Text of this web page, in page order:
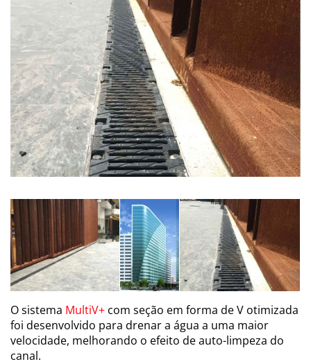
O sistema MultiV+ com seção em forma de V otimizada
foi desenvolvido para drenar a água a uma maior
velocidade, melhorando o efeito de auto-limpeza do
canal.